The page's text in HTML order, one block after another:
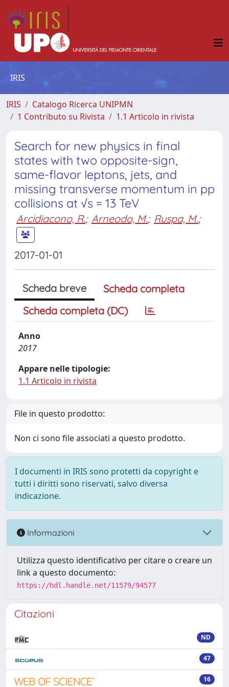
IRIS
IRIS
Catalogo Ricerca UNIPMN
1 Contributo su Rivista
1.1 Articolo in rivista
Search for new physics in final
states with two opposite-sign,
same-flavor leptons, jets, and
missing transverse momentum in pp
collisions at √s = 13 TeV
Arcidiacono, R.; Arneodo, M.; Ruspa, M.;
2017-01-01
Scheda breve
Scheda completa
Scheda completa (DC)
Anno
2017
Appare nelle tipologie:
1.1 Articolo in rivista
File in questo prodotto:
Non ci sono file associati a questo prodotto.
I documenti in IRIS sono protetti da copyright e
tutti i diritti sono riservati, salvo diversa
indicazione.
Informazioni
Utilizza questo identificativo per citare o creare un
link a questo documento:
https://hdl.handle.net/11579/94577
Citazioni
ND
47
16